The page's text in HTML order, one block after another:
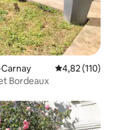
Évaluation
4,82 (110)
Bordeaux
appréciés